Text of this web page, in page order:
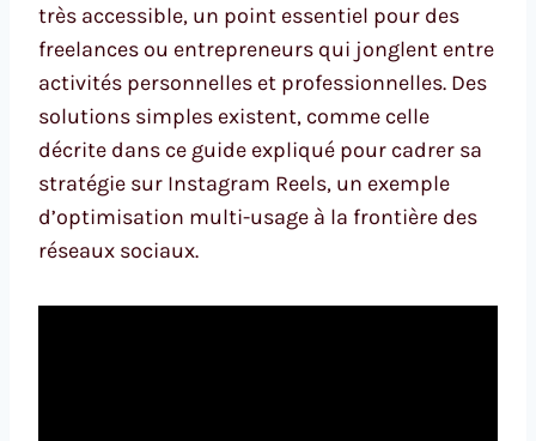
très accessible, un point essentiel pour des
freelances ou entrepreneurs qui jonglent entre
activités personnelles et professionnelles. Des
solutions simples existent, comme celle
décrite dans ce guide expliqué pour cadrer sa
stratégie sur Instagram Reels, un exemple
d’optimisation multi-usage à la frontière des
réseaux sociaux.